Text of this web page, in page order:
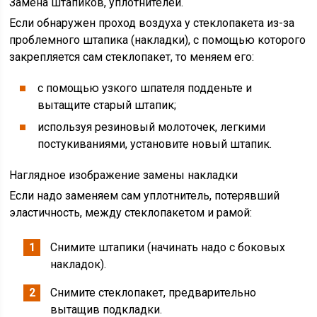
Если обнаружен проход воздуха у стеклопакета из-за
проблемного штапика (накладки), с помощью которого
закрепляется сам стеклопакет, то меняем его:
с помощью узкого шпателя подденьте и
вытащите старый штапик;
используя резиновый молоточек, легкими
постукиваниями, установите новый штапик.
Наглядное изображение замены накладки
Если надо заменяем сам уплотнитель, потерявший
эластичность, между стеклопакетом и рамой:
Снимите штапики (начинать надо с боковых
накладок).
Снимите стеклопакет, предварительно
вытащив подкладки.